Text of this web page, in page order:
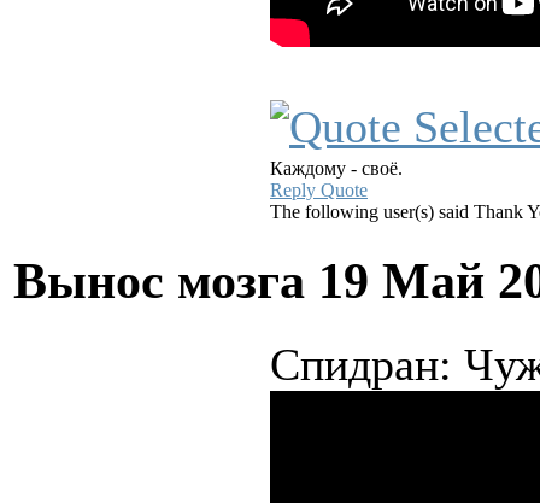
Каждому - своё.
Reply Quote
The following user(s) said Thank
Вынос мозга 19 Май
Спидран: